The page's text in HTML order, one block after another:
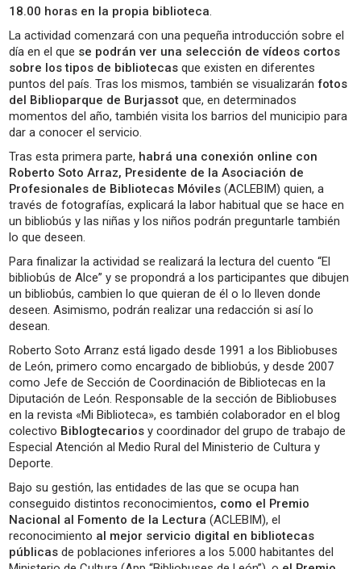
18.00 horas en la propia biblioteca.
La actividad comenzará con una pequeña introducción sobre el
día en el que se podrán ver una selección de vídeos cortos
sobre los tipos de bibliotecas que existen en diferentes
puntos del país. Tras los mismos, también se visualizaránfotos
del Biblioparque de Burjassot que, en determinados
momentos del año, también visita los barrios del municipio para
dar a conocer el servicio.
Tras esta primera parte, habrá una conexión online con
Roberto Soto Arraz, Presidente de la Asociación de
Profesionales de Bibliotecas Móviles (ACLEBIM) quien, a
través de fotografías, explicará la labor habitual que se hace en
un bibliobús y las niñas y los niños podrán preguntarle también
lo que deseen.
Para finalizar la actividad se realizará la lectura del cuento “El
bibliobús de Alce” y se propondrá a los participantes que dibujen
un bibliobús, cambien lo que quieran de él o lo lleven donde
deseen. Asimismo, podrán realizar una redacción si así lo
desean.
Roberto Soto Arranz está ligado desde 1991 a los Bibliobuses
de León, primero como encargado de bibliobús, y desde 2007
como Jefe de Sección de Coordinación de Bibliotecas en la
Diputación de León. Responsable de la sección de Bibliobuses
en la revista «Mi Biblioteca», es también colaborador en el blog
colectivo Biblogtecarios y coordinador del grupo de trabajo de
Especial Atención al Medio Rural del Ministerio de Cultura y
Deporte.
Bajo su gestión, las entidades de las que se ocupa han
conseguido distintos reconocimientos, como el Premio
Nacional al Fomento de la Lectura (ACLEBIM), el
reconocimiento al mejor servicio digital en bibliotecas
públicas de poblaciones inferiores a los 5.000 habitantes del